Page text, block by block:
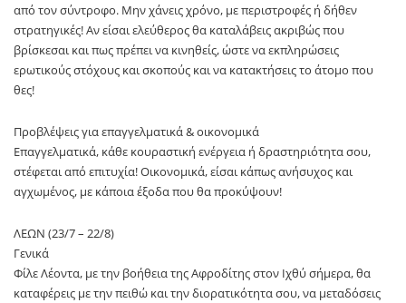
από τον σύντροφο. Μην χάνεις χρόνο, με περιστροφές ή δήθεν
στρατηγικές! Αν είσαι ελεύθερος θα καταλάβεις ακριβώς που
βρίσκεσαι και πως πρέπει να κινηθείς, ώστε να εκπληρώσεις
ερωτικούς στόχους και σκοπούς και να κατακτήσεις το άτομο που
θες!
Προβλέψεις για επαγγελματικά & οικονομικά
Επαγγελματικά, κάθε κουραστική ενέργεια ή δραστηριότητα σου,
στέφεται από επιτυχία! Οικονομικά, είσαι κάπως ανήσυχος και
αγχωμένος, με κάποια έξοδα που θα προκύψουν!
ΛΕΩΝ (23/7 – 22/8)
Γενικά
Φίλε Λέοντα, με την βοήθεια της Αφροδίτης στον Ιχθύ σήμερα, θα
καταφέρεις με την πειθώ και την διορατικότητα σου, να μεταδόσεις